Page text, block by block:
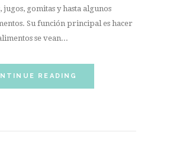
jugos, gomitas y hasta algunos
Su función principal es hacer
se vean...
READING